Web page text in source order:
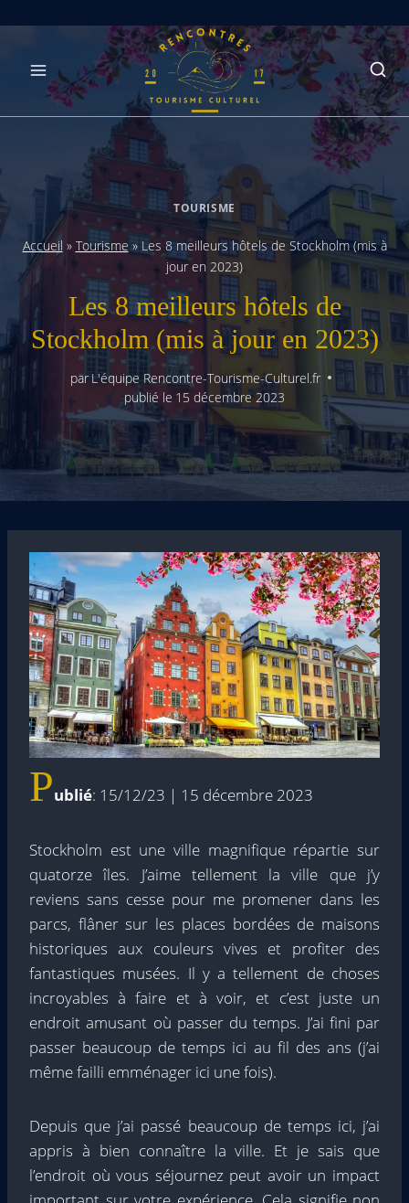
content
TOURISME
Accueil » Tourisme » Les 8 meilleurs hôtels de Stockholm (mis à
jour en 2023)
Les 8 meilleurs hôtels de
Stockholm (mis à jour en 2023)
par L'équipe Rencontre-Tourisme-Culturel.fr
publié le 15 décembre 2023
Publié: 15/12/23 | 15 décembre 2023
Stockholm est une ville magnifique répartie sur
quatorze îles. J’aime tellement la ville que j’y
reviens sans cesse pour me promener dans les
parcs, flâner sur les places bordées de maisons
historiques aux couleurs vives et profiter des
fantastiques musées. Il y a tellement de choses
incroyables à faire et à voir, et c’est juste un
endroit amusant où passer du temps. J’ai fini par
passer beaucoup de temps ici au fil des ans (j’ai
même failli emménager ici une fois).
Depuis que j’ai passé beaucoup de temps ici, j’ai
appris à bien connaître la ville. Et je sais que
l’endroit où vous séjournez peut avoir un impact